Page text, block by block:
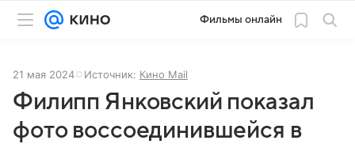
Фильмы онлайн
21 мая 2024 Источник: Кино Mail
Филипп Янковский показал
фото воссоединившейся в